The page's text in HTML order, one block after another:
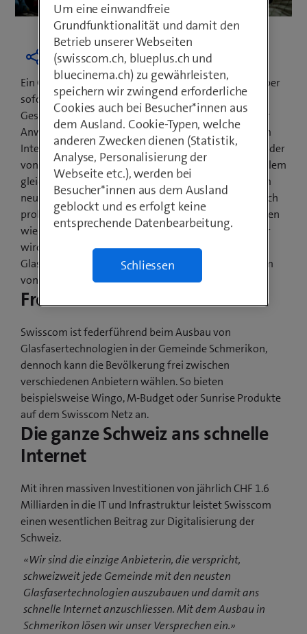
Ein Grossteil der Bevölkerung von Schmerikon surft per
sofort auf ultraschnellem Internet mit
Geschwindigkeiten von bis zu 10 Gbit/s. Immer mehr
Anwendungen in Schweizer Haushalten sind mit dem
Internet verbunden: TV schauen, Videotelefonieren oder
von zu Hause aus im Firmennetzwerk arbeiten. Vor allem
gleichzeitige Nutzung beansprucht das Netz. Mit dem
neuen Internetspeed sind solche Anwendungen jedoch
problemlos und zeitgleich möglich. Besonders in Zeiten
wie jetzt, in denen das Homeoffice immer alltäglicher
wird, unterstützt Swisscom mit dem Ausbau des
Glasfasernetzes die Infrastruktur, welche nötig ist, um
von Zuhause aus zu arbeiten.
Freie Anbieterwahl
Swisscom ist federführend beim Ausbau von
Glasfasertechnologien in der Gemeinde Schmerikon,
dennoch kann die Bevölkerung frei zwischen
verschiedenen Anbietern wählen. So bieten
beispielsweise Wingo, M-Budget oder Sunrise Produkte
auf dem Swisscom Netz an.
Die ganze Schweiz ans schnelle
Internet
Mit ihren massiven Investitionen von jährlich CHF 1.6
Milliarden in die IT und Infrastruktur leistet Swisscom
einen wesentlichen Beitrag zur Digitalisierung der
Schweiz.
«Wir sind die einzige Anbieterin, die verspricht,
schweizweit jede Gemeinde mit den neusten
Glasfasertechnologien auszubauen und damit ans
schnelle Internet anzuschliessen. Mit dem Ausbau in
Schmerikon lösen wir unser Versprechen ein.»
Um eine einwandfreie
Grundfunktionalität und damit den
Betrieb unserer Webseiten
(swisscom.ch, blueplus.ch und
bluecinema.ch) zu gewährleisten,
speichern wir zwingend erforderliche
Cookies auch bei Besucher*innen aus
dem Ausland. Cookie-Typen, welche
anderen Zwecken dienen (Statistik,
Analyse, Personalisierung der
Webseite etc.), werden bei
Besucher*innen aus dem Ausland
geblockt und es erfolgt keine
entsprechende Datenbearbeitung.
Schliessen